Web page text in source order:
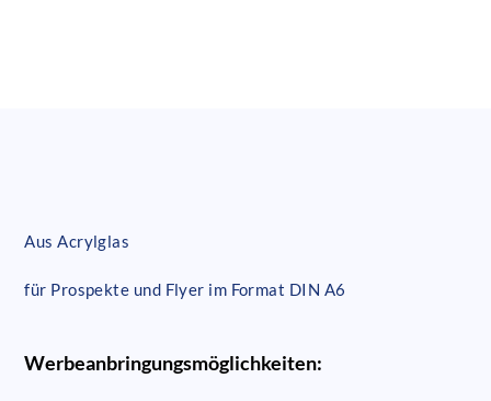
Aus Acrylglas
für Prospekte und Flyer im Format DIN A6
Werbeanbringungsmöglichkeiten: